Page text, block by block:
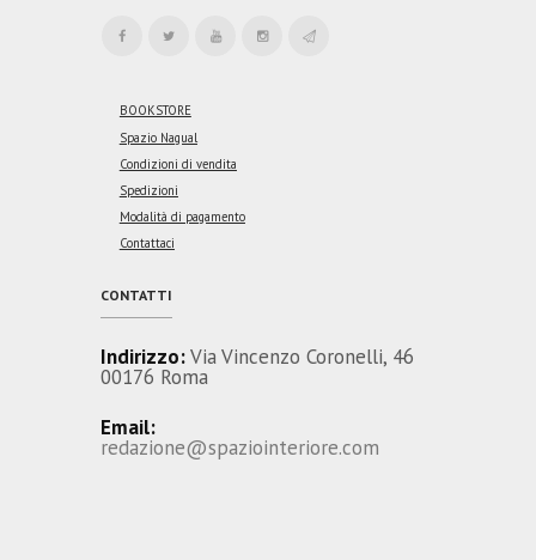
BOOKSTORE
Spazio Nagual
Condizioni di vendita
Spedizioni
Modalità di pagamento
Contattaci
CONTATTI
Indirizzo:Via Vincenzo Coronelli, 46
00176 Roma
Email:
redazione@spaziointeriore.com